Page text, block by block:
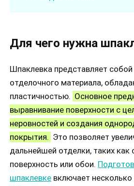
Для чего нужна
Шпаклевка представляет
отделочного материала,
пластичностью. Основное
выравнивание поверхности с
неровностей и создания
покрытия. Это позволяет
дальнейшей отделки, таких как
поверхность или обои.
шпаклевке включает несколько